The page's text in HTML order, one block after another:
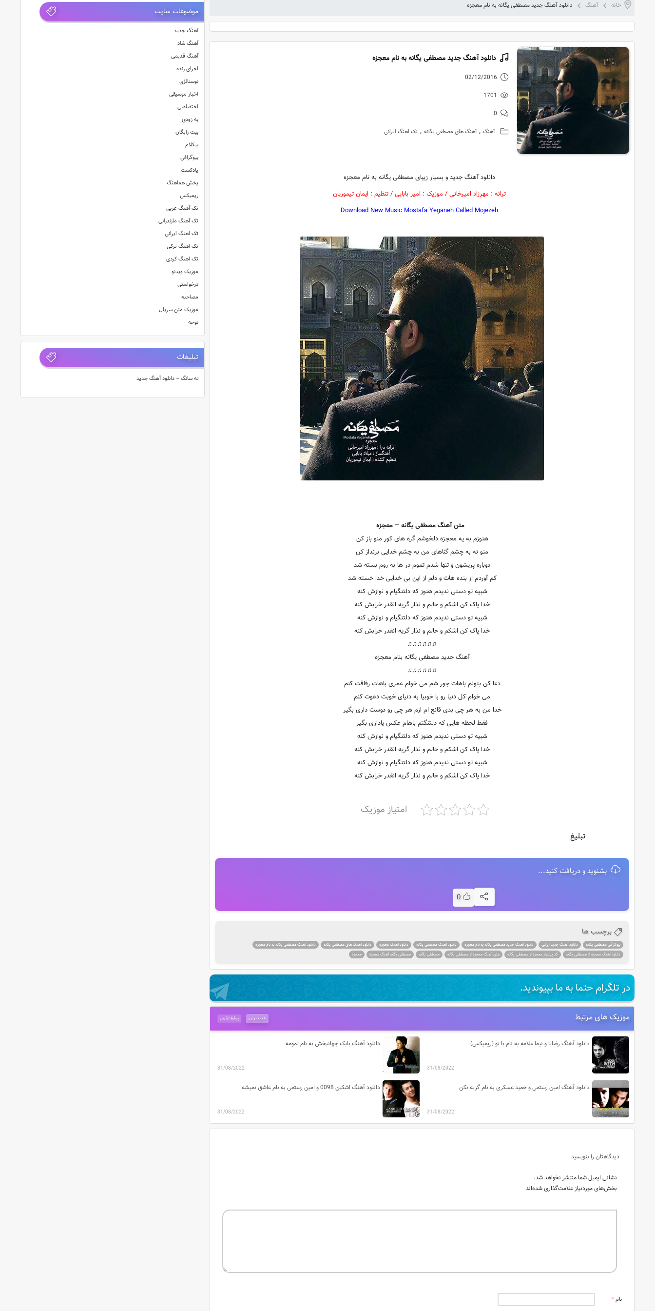
خانه آهنگ دانلود آهنگ جدید مصطفی یگانه به نام معجزه
دانلود آهنگ جدید مصطفی یگانه به نام معجزه
02/12/2016
1701
0
آهنگ , آهنگ های مصطفی یگانه , تک اهنگ ایرانی
دانلود آهنگ جدید و بسیار زیبای مصطفی یگانه به نام معجزه
ترانه : مهرزاد امیرخانی / موزیک : امیر بابایی / تنظیم : ایمان تیموریان
Download New Music Mostafa Yeganeh Called Mojezeh
متن آهنگ مصطفی یگانه – معجزه
هنوزم به یه معجزه دلخوشم گره های کور منو باز کن
منو نه به چشم گناهای من به چشم خدایی برنداز کن
دوباره پریشون و تنها شدم تموم در ها به روم بسته شد
کم آوردم از بنده هات و دلم از این بی خدایی خدا خسته شد
شبیه تو دستی ندیدم هنوز که دلتنگیام و نوازش کنه
خدا پاک کن اشکم و حالم و نذار گریه انقدر خرابش کنه
شبیه تو دستی ندیدم هنوز که دلتنگیام و نوازش کنه
خدا پاک کن اشکم و حالم و نذار گریه انقدر خرابش کنه
♫♫♫♫♫♫
آهنگ جدید مصطفی یگانه بنام معجزه
♫♫♫♫♫♫
دعا کن بتونم باهات جور شم می خوام عمری باهات رفاقت کنم
می خوام کل دنیا رو با خوبیا به دنیای خوبت دعوت کنم
خدا من به هر چی بدی قانع ام ازم هر چی رو دوست داری بگیر
فقط لحظه هایی که دلتنگتم باهام عکس یاداری بگیر
شبیه تو دستی ندیدم هنوز که دلتنگیام و نوازش کنه
خدا پاک کن اشکم و حالم و نذار گریه انقدر خرابش کنه
شبیه تو دستی ندیدم هنوز که دلتنگیام و نوازش کنه
خدا پاک کن اشکم و حالم و نذار گریه انقدر خرابش کنه
امتیاز موزیک
تبلیغ
بشنوید و دریافت کنید...
0
برچسب ها
بیوگرافی مصطفی یگانه دانلود آهنگ جدید ایرانی دانلود آهنگ جدید مصطفی یگانه به نام معجزه دانلود آهنگ مصطفی یگانه دانلود آهنگ معجزه دانلود آهنگ های مصطفی یگانه
دانلود اهنگ مصطفی یگانه به نام معجزه
دانلود اهنگ معجزه از مصطفی یگانه
کد پیشواز معجزه از مصطفی یگانه متن آهنگ معجزه از مصطفی یگانه مصطفی یگانه مصطفی یگانه آهنگ معجزه معجزه
در تلگرام حتما به ما بپیوندید.
موزیک های مرتبط پرطرفدارترین جدیدترین
دانلود آهنگ رضایا و نیما علامه به نام با تو (ریمیکس)
31/08/2022
دانلود آهنگ بابک جهانبخش به نام تمومه
31/08/2022
دانلود آهنگ امین رستمی و حمید عسکری به نام گریه نکن
31/08/2022
دانلود آهنگ اشکین 0098 و امین رستمی به نام عاشق نمیشه
31/08/2022
دیدگاهتان را بنویسید
نشانی ایمیل شما منتشر نخواهد شد.
بخش‌های موردنیاز علامت‌گذاری شده‌اند
نام*
موضوعات سایت
آهنگ جدید
آهنگ شاد
آهنگ قدیمی
اجرای زنده
نوستالژی
اخبار موسیقی
اختصاصی
به زودی
بیت رایگان
بیکلام
بیوگرافی
پادکست
پخش هماهنگ
ریمیکس
تک آهنگ عربی
تک آهنگ مازندرانی
تک اهنگ ایرانی
تک اهنگ ترکی
تک اهنگ کردی
موزیک ویدئو
درخواستی
مصاحبه
موزیک متن سریال
نوحه
تبلیغات
ته سانگ – دانلود آهنگ جدید